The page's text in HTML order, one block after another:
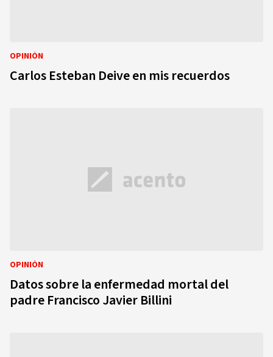
OPINIÓN
Carlos Esteban Deive en mis recuerdos
OPINIÓN
Datos sobre la enfermedad mortal del
padre Francisco Javier Billini